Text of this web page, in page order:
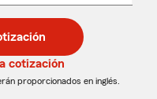
cotización
proporcionados en inglés.